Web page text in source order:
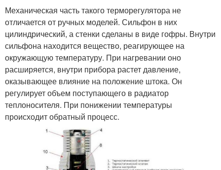
Механическая часть такого терморегулятора не
отличается от ручных моделей. Сильфон в них
цилиндрический, а стенки сделаны в виде гофры. Внутри
сильфона находится вещество, реагирующее на
окружающую температуру. При нагревании оно
расширяется, внутри прибора растет давление,
оказывающее влияние на положение штока. Он
регулирует объем поступающего в радиатор
теплоносителя. При понижении температуры
происходит обратный процесс.